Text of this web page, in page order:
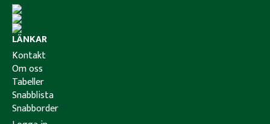
LÄNKAR
Kontakt
Om oss
Tabeller
Snabblista
Snabborder